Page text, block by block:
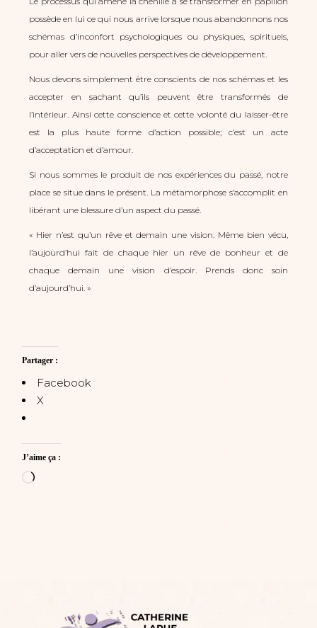
possède en lui ce qui nous arrive lorsque nous abandonnons nos
schémas d’inconfort psychologiques ou physiques, spirituels,
pour aller vers de nouvelles perspectives de développement.
Nous devons simplement être conscients de nos schémas et les
accepter en sachant qu’ils peuvent être transformés de
l’intérieur. Ainsi cette conscience et cette volonté du laisser-être
est la plus haute forme d’action possible; c’est un acte
d’acceptation et d’amour.
Si nous sommes le produit de nos expériences du passé, notre
place se situe dans le présent. La métamorphose s’accomplit en
libérant une blessure d’un aspect du passé.
« Hier n’est qu’un rêve et demain une vision. Même bien vécu,
l’aujourd’hui fait de chaque hier un rêve de bonheur et de
chaque demain une vision d’espoir. Prends donc soin
d’aujourd’hui. »
Partager :
Facebook
X
J’aime ça :